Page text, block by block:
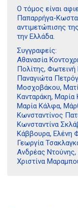
Ο τόμος είναι
Παπαρρήγα-
αντιμετώπισης
την Ελλάδα.
Συγγραφείς:
Αθανασία
Πολίτης,
Παναγιώτα
Μοσχοβάκου,
Κανταράκη, Μαρία
Μαρία Κάλφα,
Κωνσταντίνος
Κωνσταντίνα
Κάββουρα, Ελένη
Γεωργία
Ανδρέας Ντούνης,
Χριστίνα